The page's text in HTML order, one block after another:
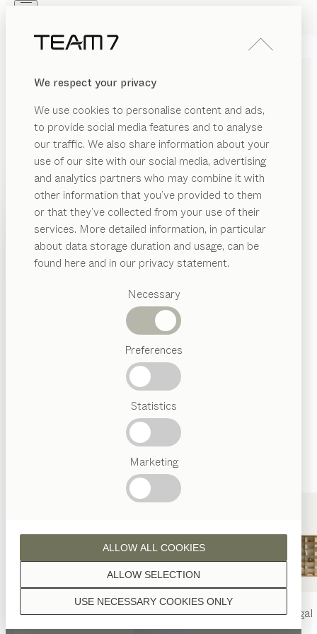
We respect your privacy
We use cookies to personalise content and ads,
to provide social media features and to analyse
our traffic. We also share information about your
use of our site with our social media, advertising
and analytics partners who may combine it with
other information that you’ve provided to them
or that they’ve collected from your use of their
services. More detailed information, in particular
about data storage duration and usage, can be
found here and in our privacy statement.
Necessary
Preferences
Statistics
Marketing
USE NECESSARY COOKIES ONLY
ALLOW SELECTION
ALLOW ALL COOKIES
PRODUKTE
INSPIRATION
HÄNDLER
Vorgeschlagene
Kategorien
Österreichisches
Handwerk
nyaTisch nyaStuhl filignoRegal
PRODUKTE
INSPIRATION
ÜBER UNS
NACHTKONSOLE
von Jacob Strobel
Pur in der Materialität, universell in der Formgebung.
Ihr schlichtes Design macht die Nachtkonsole flexibel
mit vielen Betten kombinierbar. Als praktische Ablage
ist sie eine günstige Alternative zum klassischen
Nachttisch.
HÄNDLER FINDEN
Wenn nicht anders angeführt, werden alle
Holzoberflächen mit reinem Naturöl veredelt.
Nussbaum Wild
Eiche